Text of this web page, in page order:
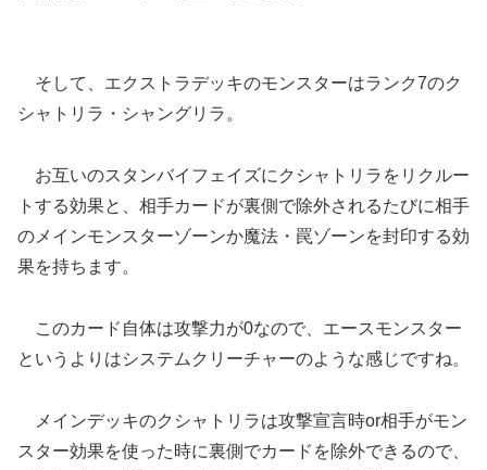
そして、エクストラデッキのモンスターはランク7のク
シャトリラ・シャングリラ。
お互いのスタンバイフェイズにクシャトリラをリクルー
トする効果と、相手カードが裏側で除外されるたびに相手
のメインモンスターゾーンか魔法・罠ゾーンを封印する効
果を持ちます。
このカード自体は攻撃力が0なので、エースモンスター
というよりはシステムクリーチャーのような感じですね。
メインデッキのクシャトリラは攻撃宣言時or相手がモン
スター効果を使った時に裏側でカードを除外できるので、